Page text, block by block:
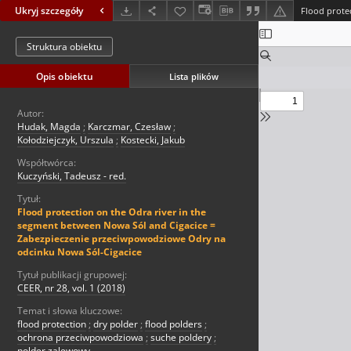
Ukryj szczegóły
Struktura obiektu
Opis obiektu Lista plików
Autor:
Hudak, Magda ; Karczmar, Czesław ;
Kołodziejczyk, Urszula ; Kostecki, Jakub
Współtwórca:
Kuczyński, Tadeusz - red.
Tytuł:
Flood protection on the Odra river in the
segment between Nowa Sól and Cigacice =
Zabezpieczenie przeciwpowodziowe Odry na
odcinku Nowa Sól-Cigacice
Tytuł publikacji grupowej:
CEER, nr 28, vol. 1 (2018)
Temat i słowa kluczowe:
flood protection ; dry polder ; flood polders ;
ochrona przeciwpowodziowa ; suche poldery ;